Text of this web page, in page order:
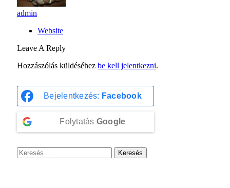
admin
Website
Leave A Reply
Hozzászólás küldéséhez be kell jelentkezni.
Bejelentkezés: Facebook
Folytatás Google
Keresés: